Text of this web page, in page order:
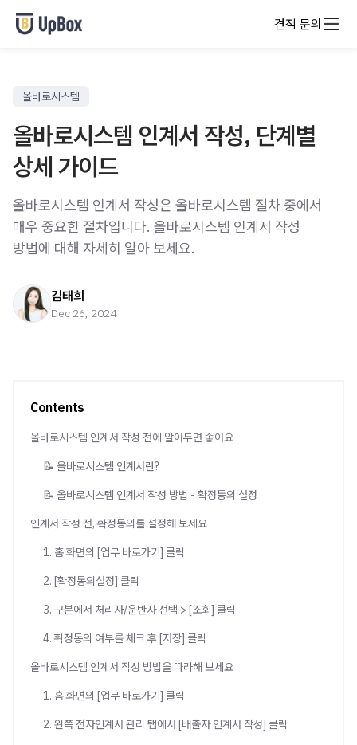
견적 문의
올바로시스템
올바로시스템 인계서 작성, 단계별
상세 가이드
올바로시스템 인계서 작성은 올바로시스템 절차 중에서
매우 중요한 절차입니다. 올바로시스템 인계서 작성
방법에 대해 자세히 알아 보세요.
김태희
Dec 26, 2024
Contents
올바로시스템 인계서 작성 전에 알아두면 좋아요
📝 올바로시스템 인계서란?
📝 올바로시스템 인계서 작성 방법 - 확정동의 설정
인계서 작성 전, 확정동의를 설정해 보세요
1. 홈 화면의 [업무 바로가기] 클릭
2. [확정동의설정] 클릭
3. 구분에서 처리자/운반자 선택 > [조회] 클릭
4. 확정동의 여부를 체크 후 [저장] 클릭
올바로시스템 인계서 작성 방법을 따라해 보세요
1. 홈 화면의 [업무 바로가기] 클릭
2. 왼쪽 전자인계서 관리 탭에서 [배출자 인계서 작성] 클릭